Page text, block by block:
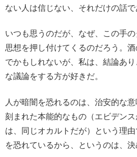
ない人は信じない、それだけの話で
いつも思うのだが、なぜ、この手
思想を押し付けてくるのだろう。
でかもしれないが、私は、結論あ
な議論をする方が好きだ。
人が暗闇を恐れるのは、治安的な
刻まれた本能的なもの（エビデン
は、同じオカルトだが）という理
を恐れているから、というのは、決